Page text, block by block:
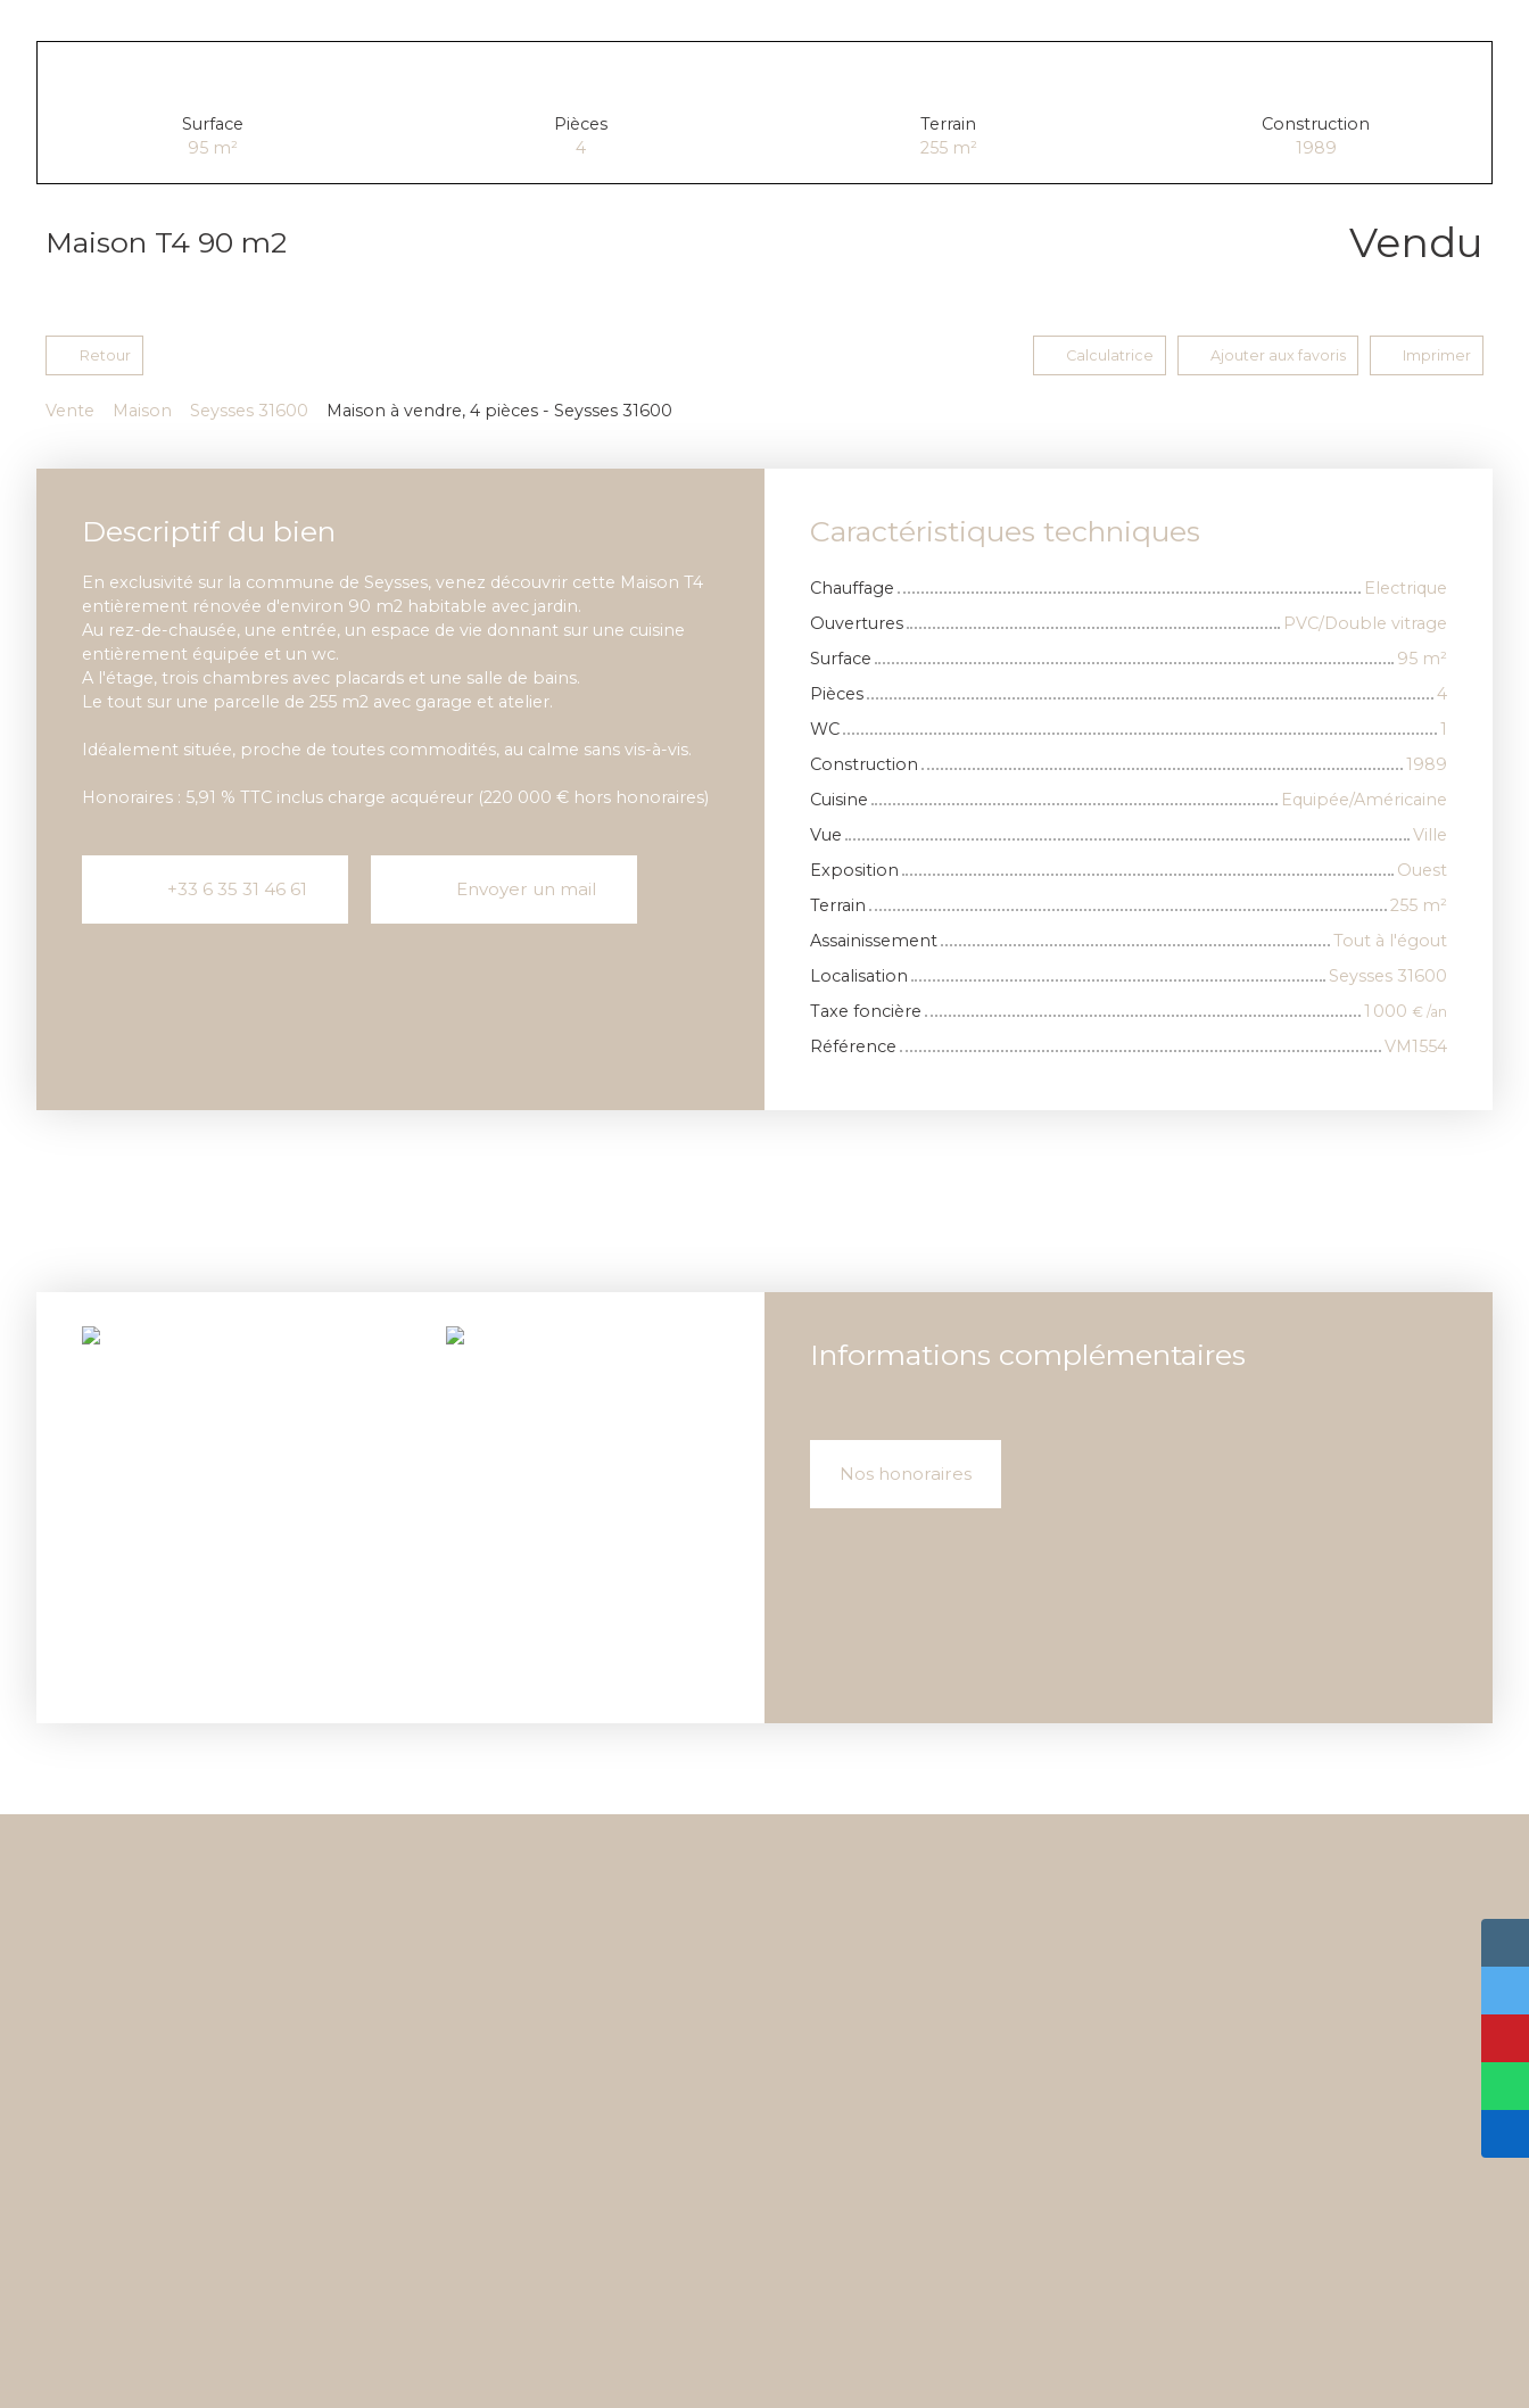
Surface
95 m²
Pièces
4
Terrain
255 m²
Construction
1989
Maison T4 90 m2 Vendu
Retour Calculatrice Ajouter aux favoris Imprimer
Vente Maison Seysses 31600 Maison à vendre, 4 pièces - Seysses 31600
Descriptif du bien
En exclusivité sur la commune de Seysses, venez découvrir cette Maison T4
entièrement rénovée d'environ 90 m2 habitable avec jardin.
Au rez-de-chausée, une entrée, un espace de vie donnant sur une cuisine
entièrement équipée et un wc.
A l'étage, trois chambres avec placards et une salle de bains.
Le tout sur une parcelle de 255 m2 avec garage et atelier.
Idéalement située, proche de toutes commodités, au calme sans vis-à-vis.
Honoraires : 5,91 % TTC inclus charge acquéreur (220 000 € hors honoraires)
+33 6 35 31 46 61 Envoyer un mail
Caractéristiques techniques
Chauffage
Electrique
Ouvertures
PVC/Double vitrage
Surface
95 m²
Pièces
4
WC
1
Construction
1989
Cuisine
Equipée/Américaine
Vue
Ville
Exposition
Ouest
Terrain
255 m²
Assainissement
Tout à l'égout
Localisation
Seysses 31600
Taxe foncière
1 000 € /an
Référence VM1554
Informations complémentaires
Nos honoraires